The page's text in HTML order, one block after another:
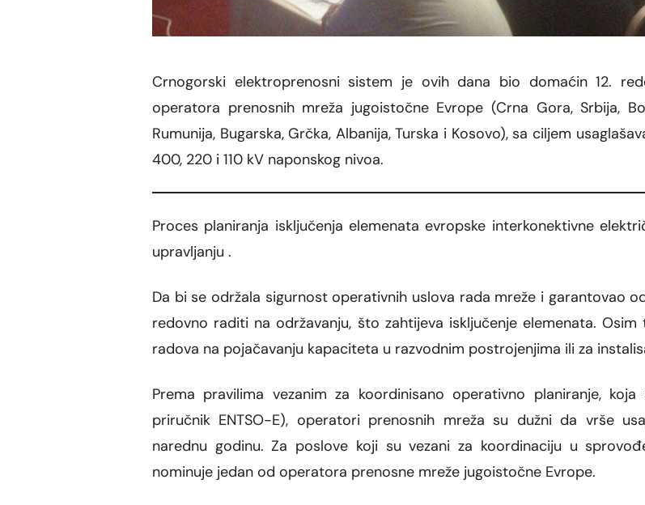
Crnogorski elektroprenosni sistem je ovih dana bio domaćin 12.
operatora prenosnih mreža jugoistočne Evrope (Crna Gora, Srbija,
Rumunija, Bugarska, Grčka, Albanija, Turska i Kosovo), sa ciljem
400, 220 i 110 kV naponskog nivoa.
Proces planiranja isključenja elemenata evropske interkonektivne
upravljanju .
Da bi se održala sigurnost operativnih uslova rada mreže i garantovao
redovno raditi na održavanju, što zahtijeva isključenje elemenata.
radova na pojačavanju kapaciteta u razvodnim postrojenjima ili za
Prema pravilima vezanim za koordinisano operativno planiranje,
priručnik ENTSO-E), operatori prenosnih mreža su dužni da vrše
narednu godinu. Za poslove koji su vezani za koordinaciju u
nominuje jedan od operatora prenosne mreže jugoistočne Evrope.